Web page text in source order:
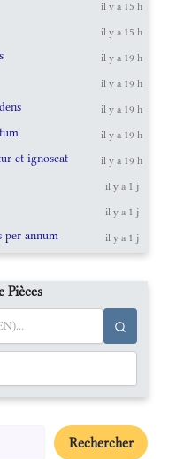
il y a 15 h
il y a 15 h
il y a 19 h
il y a 19 h
il y a 19 h
il y a 19 h
et ignoscat il y a 19 h
il y a 1 j
il y a 1 j
annum il y a 1 j
Pièces
Rechercher